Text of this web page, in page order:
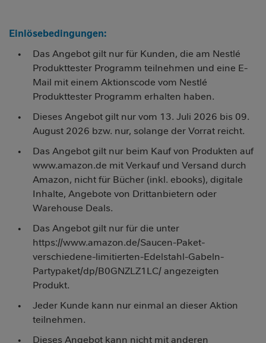
Einlösebedingungen:
Das Angebot gilt nur für Kunden, die am Nestlé
Produkttester Programm teilnehmen und eine E-
Mail mit einem Aktionscode vom Nestlé
Produkttester Programm erhalten haben.
Dieses Angebot gilt nur vom 13. Juli 2026 bis 09.
August 2026 bzw. nur, solange der Vorrat reicht.
Das Angebot gilt nur beim Kauf von Produkten auf
www.amazon.de mit Verkauf und Versand durch
Amazon, nicht für Bücher (inkl. ebooks), digitale
Inhalte, Angebote von Drittanbietern oder
Warehouse Deals.
Das Angebot gilt nur für die unter
https://www.amazon.de/Saucen-Paket-
verschiedene-limitierten-Edelstahl-Gabeln-
Partypaket/dp/B0GNZLZ1LC/ angezeigten
Produkt.
Jeder Kunde kann nur einmal an dieser Aktion
teilnehmen.
Dieses Angebot kann nicht mit anderen